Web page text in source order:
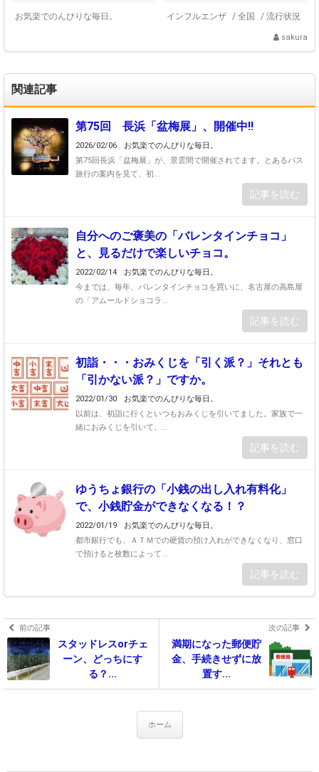
お気楽でのんびりな毎日。 インフルエンザ / 全国 / 流行状況
sakura
関連記事
第75回 長浜「盆梅展」、開催中!!
2026/02/06
お気楽でのんびりな毎日。
第75回長浜「盆梅展」が、景雲間で開催されてます。とあるバス
旅行の案内を見て、初...
記事を読む
自分へのご褒美の「バレンタインチョコ」
と、見るだけで楽しいチョコ。
2022/02/14
お気楽でのんびりな毎日。
今までは、毎年、バレンタインチョコを買いに、名古屋の高島屋
の「アムールドショコラ...
記事を読む
初詣・・・おみくじを「引く派？」それとも
「引かない派？」ですか。
2022/01/30
お気楽でのんびりな毎日。
以前は、初詣に行くといつもおみくじを引いてました。家族で一
緒におみくじを引いて、...
記事を読む
ゆうちょ銀行の「小銭の出し入れ有料化」
で、小銭貯金ができなくなる！？
2022/01/19
お気楽でのんびりな毎日。
都市銀行でも、ＡＴＭでの硬貨の預け入れができなくなり、窓口
で預けると枚数によって...
記事を読む
前の記事
スタッドレスorチェ
ーン、どっちにす
る？...
次の記事
満期になった郵便貯
金、手続きせずに放
置す...
ホーム